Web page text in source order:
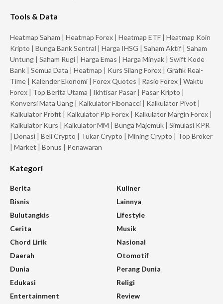
Tools & Data
Heatmap Saham | Heatmap Forex | Heatmap ETF | Heatmap Koin
Kripto | Bunga Bank Sentral | Harga IHSG | Saham Aktif | Saham
Untung | Saham Rugi | Harga Emas | Harga Minyak | Swift Kode
Bank | Semua Data | Heatmap | Kurs Silang Forex | Grafik Real-
Time | Kalender Ekonomi | Forex Quotes | Rasio Forex | Waktu
Forex | Top Berita Utama | Ikhtisar Pasar | Pasar Kripto |
Konversi Mata Uang | Kalkulator Fibonacci | Kalkulator Pivot |
Kalkulator Profit | Kalkulator Pip Forex | Kalkulator Margin Forex |
Kalkulator Kurs | Kalkulator MM | Bunga Majemuk | Simulasi KPR
| Donasi | Beli Crypto | Tukar Crypto | Mining Crypto | Top Broker
| Market | Bonus | Penawaran
Kategori
Berita
Bisnis
Bulutangkis
Cerita
Chord Lirik
Daerah
Dunia
Edukasi
Entertainment
Kuliner
Lainnya
Lifestyle
Musik
Nasional
Otomotif
Perang Dunia
Religi
Review